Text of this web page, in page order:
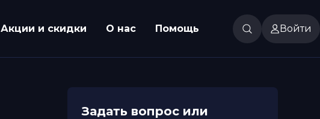
Акции и скидки О нас Помощь Войти
Задать вопрос или